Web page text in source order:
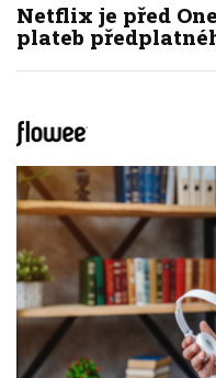
Netflix je před
plateb